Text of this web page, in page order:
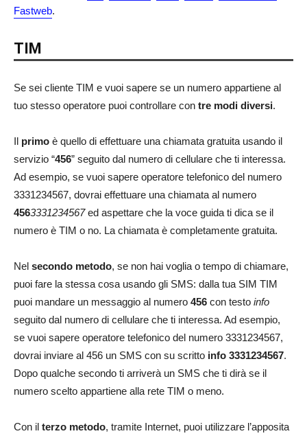
Fastweb.
TIM
Se sei cliente TIM e vuoi sapere se un numero appartiene al
tuo stesso operatore puoi controllare con tre modi diversi.
Il primo è quello di effettuare una chiamata gratuita usando il
servizio “456” seguito dal numero di cellulare che ti interessa.
Ad esempio, se vuoi sapere operatore telefonico del numero
3331234567, dovrai effettuare una chiamata al numero
4563331234567ed aspettare che la voce guida ti dica se il
numero è TIM o no. La chiamata è completamente gratuita.
Nel secondo metodo, se non hai voglia o tempo di chiamare,
puoi fare la stessa cosa usando gli SMS: dalla tua SIM TIM
puoi mandare un messaggio al numero 456 con testo info
seguito dal numero di cellulare che ti interessa. Ad esempio,
se vuoi sapere operatore telefonico del numero 3331234567,
dovrai inviare al 456 un SMS con su scritto info 3331234567.
Dopo qualche secondo ti arriverà un SMS che ti dirà se il
numero scelto appartiene alla rete TIM o meno.
Con il terzo metodo, tramite Internet, puoi utilizzare l’apposita